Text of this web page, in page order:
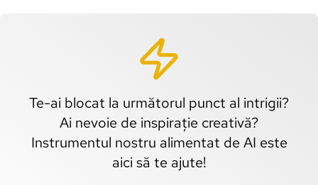
Te-ai blocat la următorul punct al intrigii?
Ai nevoie de inspirație creativă?
Instrumentul nostru alimentat de AI este
aici să te ajute!